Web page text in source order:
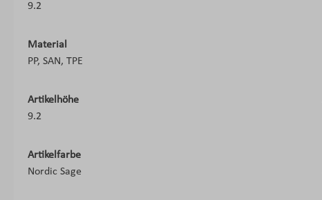
9.2
Material
PP, SAN, TPE
Artikelhöhe
9.2
Artikelfarbe
Nordic Sage